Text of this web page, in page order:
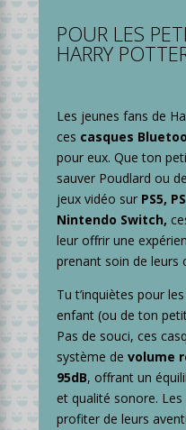
POUR LES
HARRY
Les jeunes fans de
ces casques
pour eux. Que ton
sauver Poudlard ou
jeux vidéo sur PS5,
Nintendo Switch,
leur offrir une
prenant soin de leurs
Tu t’inquiètes pour
enfant (ou de ton
Pas de souci, ces
système devolume
95dB, offrant un
et qualité sonore.
profiter de leurs